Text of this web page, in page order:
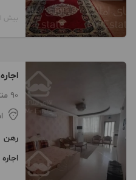
بیش از 12
90 متر / 2 اتاق
رهن
اجاره